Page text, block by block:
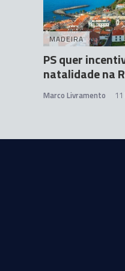
MADEIRA
PS quer
natalidade na
Marco Livramento